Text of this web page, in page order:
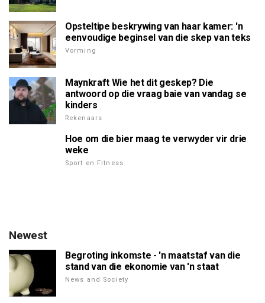
Opsteltipe beskrywing van haar kamer: 'n
eenvoudige beginsel van die skep van teks
Vorming
Maynkraft Wie het dit geskep? Die
antwoord op die vraag baie van vandag se
kinders
Rekenaars
Hoe om die bier maag te verwyder vir drie
weke
Sport en Fitness
Newest
Begroting inkomste - 'n maatstaf van die
stand van die ekonomie van 'n staat
News and Society